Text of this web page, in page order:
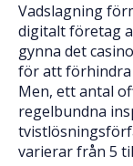
Vadslagning
digitalt företag
gynna det
för att förhindra
Men, ett antal
regelbundna
varierar från 5